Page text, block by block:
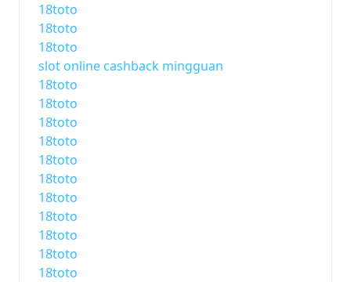
18toto
18toto
18toto
slot online cashback mingguan
18toto
18toto
18toto
18toto
18toto
18toto
18toto
18toto
18toto
18toto
18toto